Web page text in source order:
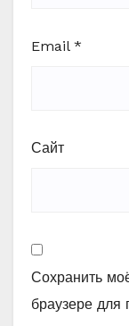
Email *
Сайт
Сохранить
браузере